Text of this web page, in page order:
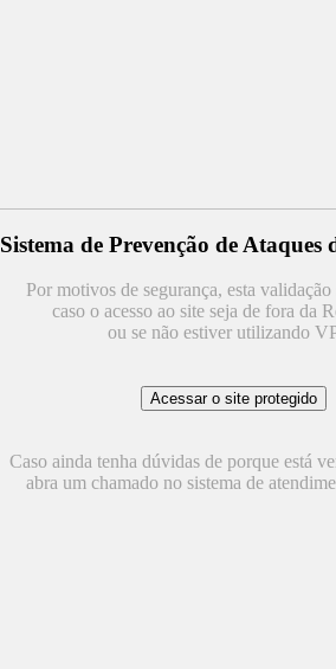
Sistema de Prevenção de Ataques
Por motivos de segurança, esta
caso o acesso ao site seja de fora da
ou se não estiver utilizando
Caso ainda tenha dúvidas de porque está
abra um chamado no sistema de